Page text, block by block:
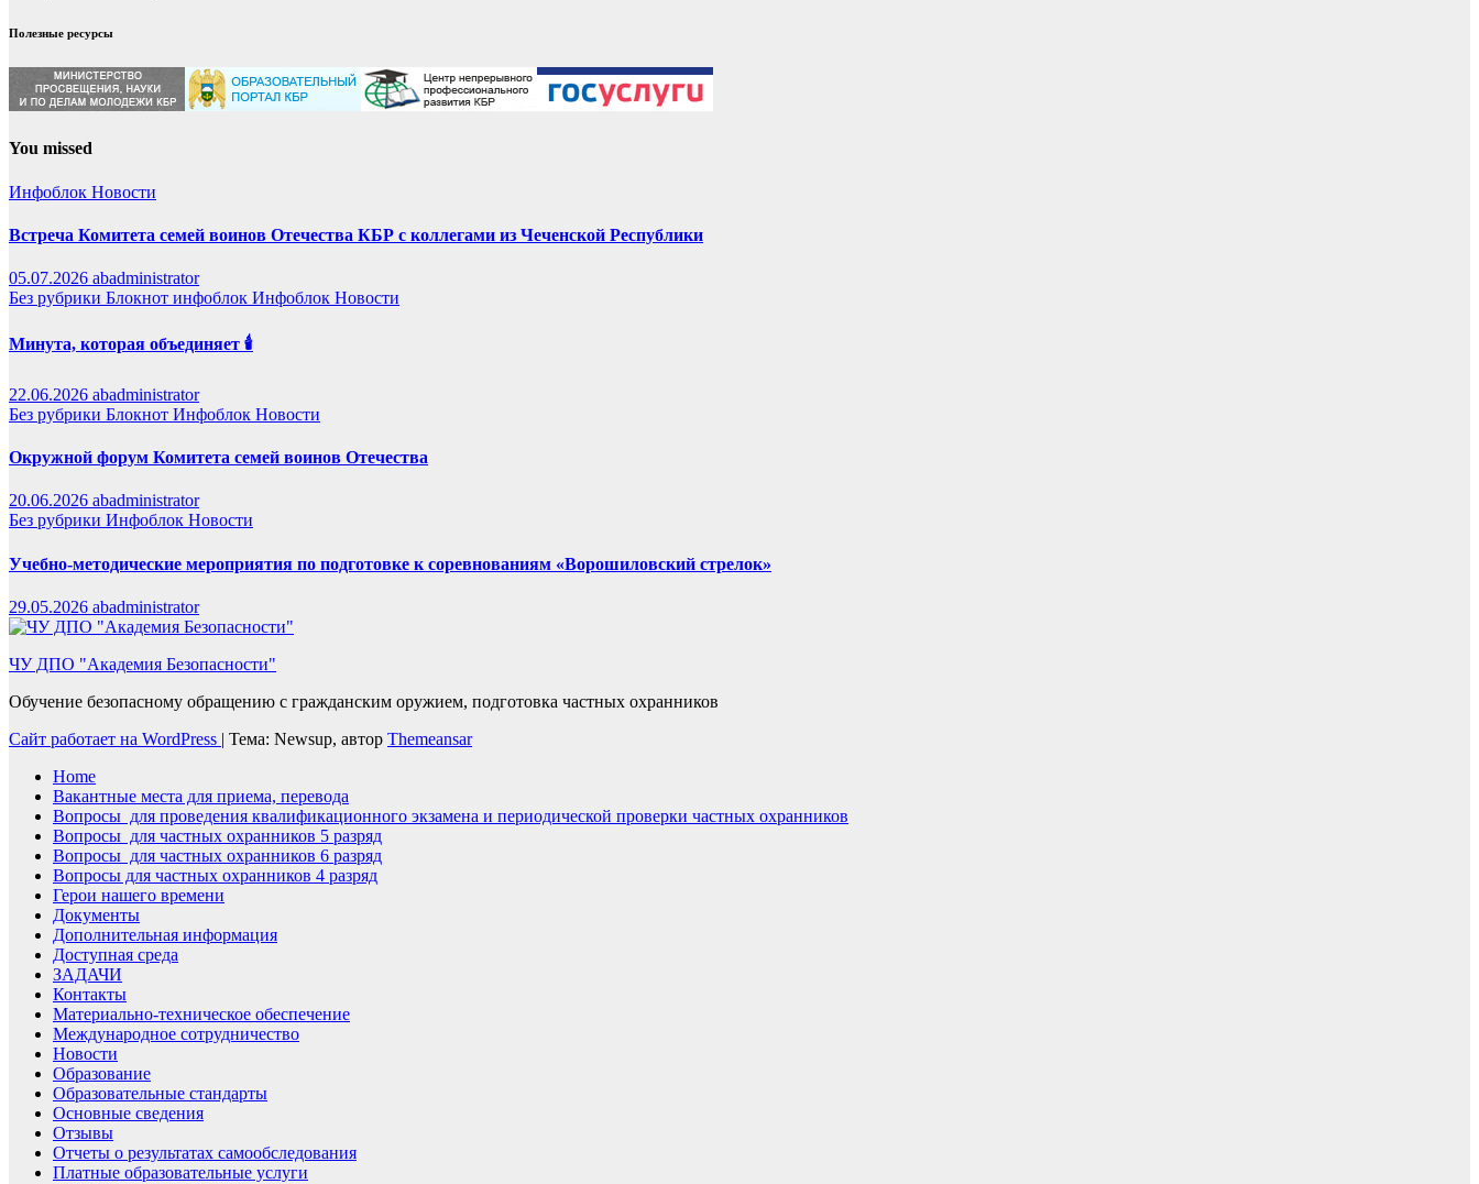
Полезные ресурсы
You missed
Инфоблок Новости
Встреча Комитета семей воинов Отечества КБР с коллегами из Чеченской Республики
05.07.2026 abadministrator
Без рубрики Блокнот инфоблок Инфоблок Новости
Минута, которая объединяет 🕯️
22.06.2026 abadministrator
Без рубрики Блокнот Инфоблок Новости
Окружной форум Комитета семей воинов Отечества
20.06.2026 abadministrator
Без рубрики Инфоблок Новости
Учебно-методические мероприятия по подготовке к соревнованиям «Ворошиловский стрелок»
29.05.2026 abadministrator
ЧУ ДПО "Академия Безопасности"
Обучение безопасному обращению с гражданским оружием, подготовка частных охранников
Сайт работает на WordPress | Тема: Newsup, автор Themeansar
Home
Вакантные места для приема, перевода
Вопросы для проведения квалификационного экзамена и периодической проверки частных охранников
Вопросы для частных охранников 5 разряд
Вопросы для частных охранников 6 разряд
Вопросы для частных охранников 4 разряд
Герои нашего времени
Документы
Дополнительная информация
Доступная среда
ЗАДАЧИ
Контакты
Материально-техническое обеспечение
Международное сотрудничество
Новости
Образование
Образовательные стандарты
Основные сведения
Отзывы
Отчеты о результатах самообследования
Платные образовательные услуги